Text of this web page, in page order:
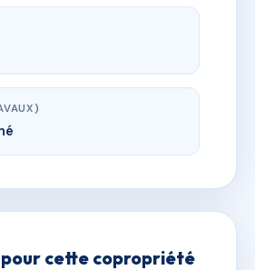
pour cette copropriété